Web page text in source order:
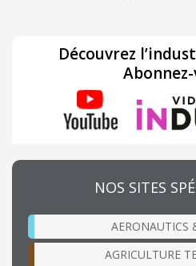
Découvrez
NOS SITES
AERONAUTICS
AGRICULTURE